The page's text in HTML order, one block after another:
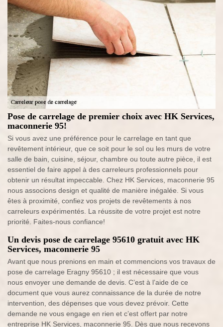
Pose de carrelage de premier choix avec HK Services,
maconnerie 95!
Si vous avez une préférence pour le carrelage en tant que
revêtement intérieur, que ce soit pour le sol ou les murs de votre
salle de bain, cuisine, séjour, chambre ou toute autre pièce, il est
essentiel de faire appel à des carreleurs professionnels pour
obtenir un résultat impeccable. Chez HK Services, maconnerie 95
nous associons design et qualité de manière inégalée. Si vous
êtes à proximité, confiez vos projets de revêtements à nos
carreleurs expérimentés. La réussite de votre projet est notre
priorité. Faites-nous confiance!
Un devis pose de carrelage 95610 gratuit avec HK
Services, maconnerie 95
Avant que nous prenions en main et commencions vos travaux de
pose de carrelage Eragny 95610 ; il est nécessaire que vous
nous envoyer une demande de devis. C’est à l’aide de ce
document que vous aurez connaissance de la durée de notre
intervention, des dépenses que vous devez prévoir. Cette
demande ne vous engage en rien et c’est offert par notre
entreprise HK Services, maconnerie 95. Dès que nous recevons